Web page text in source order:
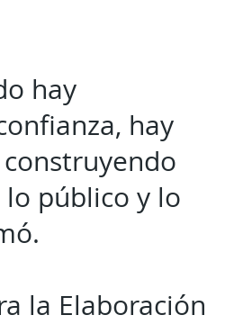
hay
hay
público y lo
la Elaboración